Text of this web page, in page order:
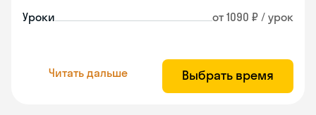
Уроки от 1090 ₽ / урок
Читать дальше Выбрать время